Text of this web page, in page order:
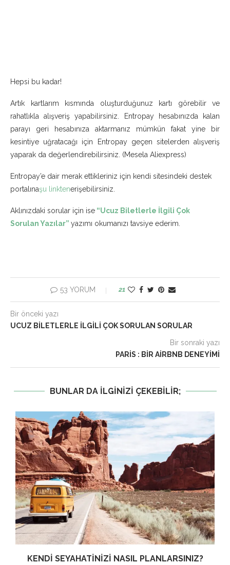
Hepsi bu kadar!
Artık kartlarım kısmında oluşturduğunuz kartı görebilir ve
rahatlıkla alışveriş yapabilirsiniz. Entropay hesabınızda kalan
parayı geri hesabınıza aktarmanız mümkün fakat yine bir
kesintiye uğratacağı için Entropay geçen sitelerden alışveriş
yaparak da değerlendirebilirsiniz. (Mesela Aliexpress)
Entropay’e dair merak ettikleriniz için kendi sitesindeki destek
portalınaşu linktenerişebilirsiniz.
Aklınızdaki sorular için ise “Ucuz Biletlerle İlgili Çok
Sorulan Yazılar” yazımı okumanızı tavsiye ederim.
53 YORUM 21
Bir önceki yazı
UCUZ BILETLERLE İLGILI ÇOK SORULAN SORULAR
Bir sonraki yazı
PARIS : BIR AIRBNB DENEYIMI
BUNLAR DA ILGINIZI ÇEKEBILIR;
KENDI SEYAHATINIZI NASIL PLANLARSINIZ?